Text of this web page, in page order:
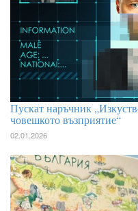
Пускат наръчник
човешкото възприятие“
02.01.2026